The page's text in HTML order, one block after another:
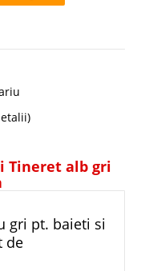
Tineret alb gri
gri pt. baieti si
de